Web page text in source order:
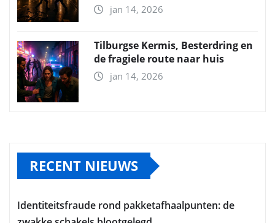
jan 14, 2026
Tilburgse Kermis, Besterdring en
de fragiele route naar huis
jan 14, 2026
RECENT NIEUWS
Identiteitsfraude rond pakketafhaalpunten: de